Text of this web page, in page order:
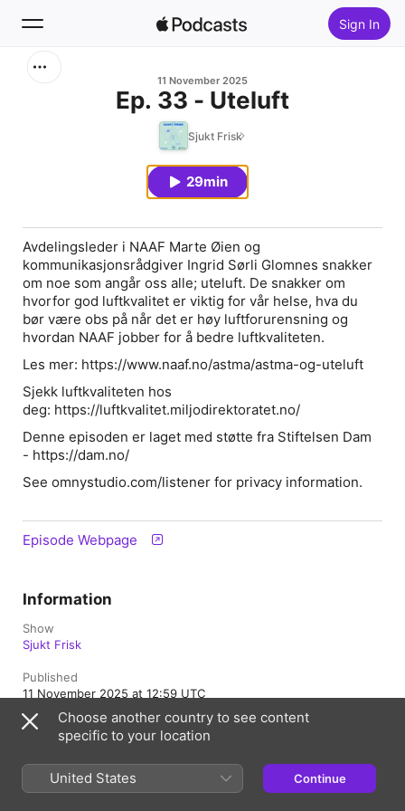
Sign In
11 November 2025
Ep. 33 - Uteluft
Sjukt Frisk
29min
Avdelingsleder i NAAF Marte Øien og
kommunikasjonsrådgiver Ingrid Sørli Glomnes snakker
om noe som angår oss alle; uteluft. De snakker om
hvorfor god luftkvalitet er viktig for vår helse, hva du
bør være obs på når det er høy luftforurensning og
hvordan NAAF jobber for å bedre luftkvaliteten.
Les mer: https://www.naaf.no/astma/astma-og-uteluft
Sjekk luftkvaliteten hos
deg: https://luftkvalitet.miljodirektoratet.no/
Denne episoden er laget med støtte fra Stiftelsen Dam
- https://dam.no/
See omnystudio.com/listener for privacy information.
Episode Webpage
Information
Show
Sjukt Frisk
Published
11 November 2025 at 12:59 UTC
Length
29 min
Rating
Clean
Choose another country to see content
specific to your location
United States Continue